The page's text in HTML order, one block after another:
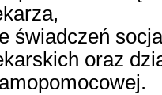
świadczeń
oraz